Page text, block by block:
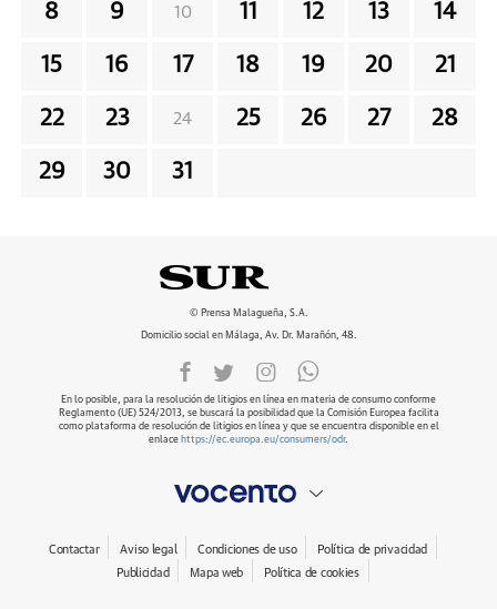
8 9 10 11 12 13 14
15 16 17 18 19 20 21
22 23 24 25 26 27 28
29 30 31
© Prensa Malagueña, S.A.
Domicilio social en Málaga, Av. Dr. Marañón, 48.
En lo posible, para la resolución de litigios en línea en materia de consumo conforme
Reglamento (UE) 524/2013, se buscará la posibilidad que la Comisión Europea facilita
como plataforma de resolución de litigios en línea y que se encuentra disponible en el
enlace https://ec.europa.eu/consumers/odr.
Contactar Aviso legal Condiciones de uso
Política de privacidad
Publicidad
Mapa web Política de cookies